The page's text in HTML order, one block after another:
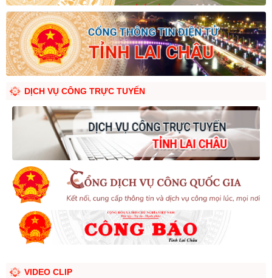
DỊCH VỤ CÔNG TRỰC TUYẾN
VIDEO CLIP